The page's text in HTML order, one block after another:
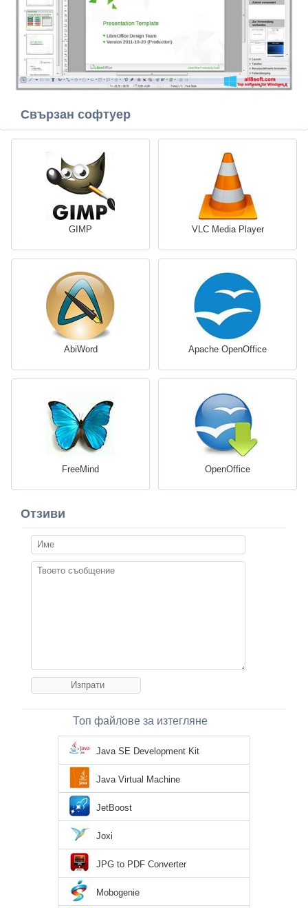
Свързан софтуер
GIMP VLC Media Player
AbiWord Apache OpenOffice
FreeMind OpenOffice
Отзиви
Топ файлове за изтегляне
Java SE Development Kit
Java Virtual Machine
JetBoost
Joxi
JPG to PDF Converter
Mobogenie